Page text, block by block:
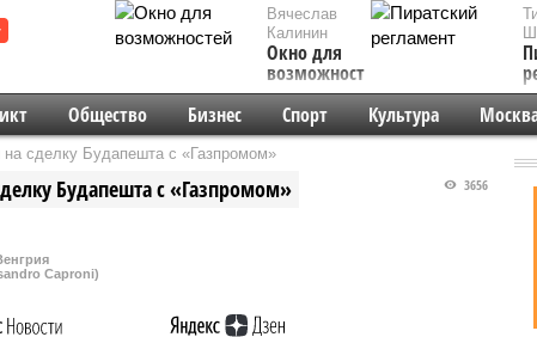
Вячеслав
Калинин
Окно для
возможностей
Общество Бизнес Спорт Культура
сделку Будапешта с «Газпромом»
Будапешта с «Газпромом» 3656
Caproni)